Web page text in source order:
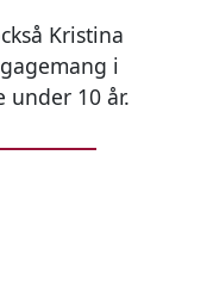
Kristina
i
under 10 år.